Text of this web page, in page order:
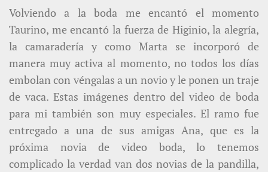
Volviendo a la boda me encantó el momento
Taurino, me encantó la fuerza de Higinio, la alegría,
la camaradería y como Marta se incorporó de
manera muy activa al momento, no todos los días
embolan con véngalas a un novio y le ponen un traje
de vaca. Estas imágenes dentro del video de boda
para mi también son muy especiales. El ramo fue
entregado a una de sus amigas Ana, que es la
próxima novia de video boda, lo tenemos
complicado la verdad van dos novias de la pandilla,